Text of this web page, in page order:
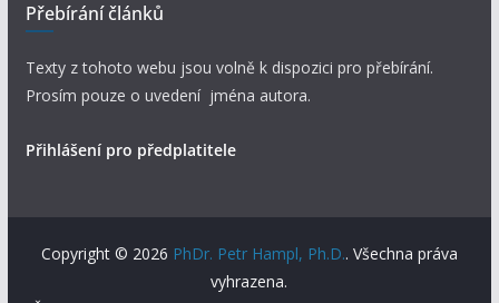
Přebírání článků
Texty z tohoto webu jsou volně k dispozici pro přebírání.
Prosím pouze o uvedení jména autora.
Přihlášení pro předplatitele
Copyright © 2026 PhDr. Petr Hampl, Ph.D.. Všechna práva
vyhrazena.